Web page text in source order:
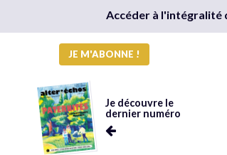
Accéder à l'intégralité
JE M'ABONNE !
Je découvre le
dernier numéro